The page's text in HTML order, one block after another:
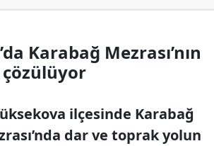
Karabağ Mezrası’nın
ilçesinde Karabağ
dar ve toprak yolun